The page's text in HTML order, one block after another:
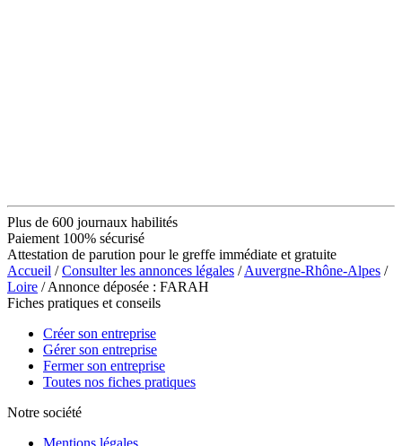
Plus de 600 journaux habilités
Paiement 100% sécurisé
Attestation de parution pour le greffe immédiate et gratuite
Accueil /Consulter les annonces légales /Auvergne-Rhône-Alpes /
Loire / Annonce déposée : FARAH
Fiches pratiques et conseils
Créer son entreprise
Gérer son entreprise
Fermer son entreprise
Toutes nos fiches pratiques
Notre société
Mentions légales